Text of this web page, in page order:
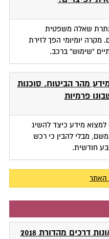
שאלה משפטית
מקרה יומיומי הפך לזירת
"שימוש" ברכב.
מהר הביטוח. סוכנות
פרמיות
למצוא מידע כיצד להשיג
מבלי להבין כי רכש
חודשית.
האתר
דרכים מהדורת 2018